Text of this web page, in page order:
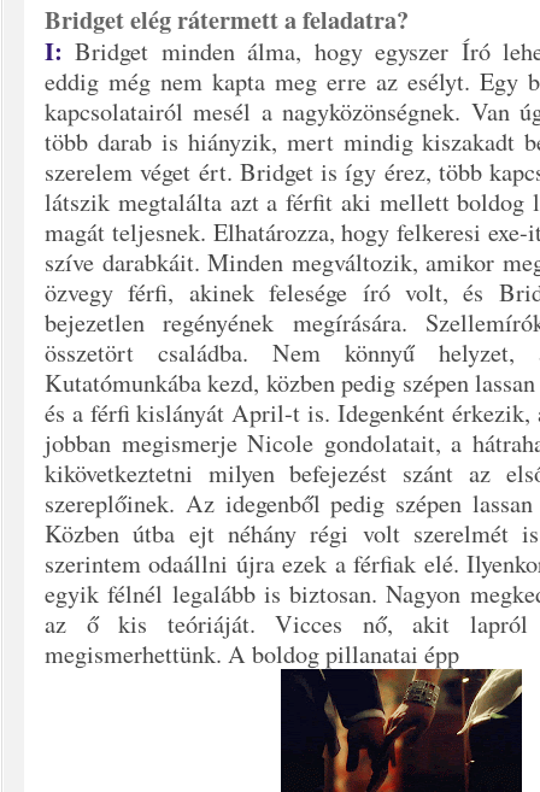
Bridget elég rátermett a feladatra?
I: Bridget minden álma, hogy egyszer Író
eddig még nem kapta meg erre az esélyt. Egy
kapcsolatairól mesél a nagyközönségnek. Van
több darab is hiányzik, mert mindig kiszakadt
szerelem véget ért. Bridget is így érez, több
látszik megtalálta azt a férfit aki mellett boldog
magát teljesnek. Elhatározza, hogy felkeresi
szíve darabkáit. Minden megváltozik, amikor
özvegy férfi, akinek felesége író volt, és
bejezetlen regényének megírására.
összetört családba. Nem könnyű helyzet,
Kutatómunkába kezd, közben pedig szépen
és a férfi kislányát April-t is. Idegenként érkezik,
jobban megismerje Nicole gondolatait, a
kikövetkeztetni milyen befejezést szánt az
szereplőinek. Az idegenből pedig szépen
Közben útba ejt néhány régi volt szerelmét
szerintem odaállni újra ezek a férfiak elé.
egyik félnél legalább is biztosan. Nagyon
az ő kis teóriáját. Vicces nő, akit lapról
megismerhettünk. A boldog pillanatai épp